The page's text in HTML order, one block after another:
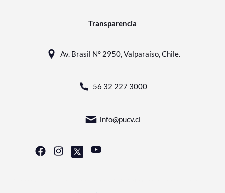
Transparencia
Av. Brasil N° 2950, Valparaíso, Chile.
56 32 227 3000
info@pucv.cl